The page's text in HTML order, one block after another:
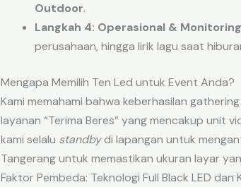
Outdoor.
Langkah 4: Operasional &
perusahaan, hingga lirik lagu saat
Mengapa Memilih Ten Led untuk Event Anda?
Kami memahami bahwa keberhasilan
layanan “Terima Beres” yang mencakup unit
kami selalu standbydi lapangan untuk
Tangerang untuk memastikan ukuran layar
Faktor Pembeda: Teknologi Full Black LED dan